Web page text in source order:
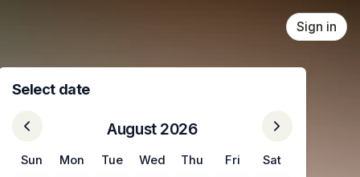
Sign in
Select date
August 2026
Sun Mon Tue Wed Thu Fri Sat